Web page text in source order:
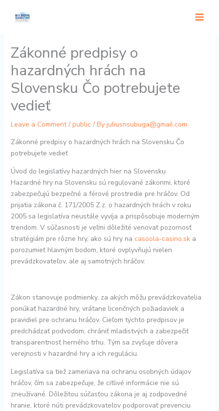
Zákonné predpisy o
hazardných hrách na
Slovensku Čo potrebujete
vedieť
Leave a Comment / public / By juliusnsubuga@gmail.com
Zákonné predpisy o hazardných hrách na Slovensku Čo
potrebujete vedieť
Úvod do legislatívy hazardných hier na Slovensku
Hazardné hry na Slovensku sú regulované zákonmi, ktoré
zabezpečujú bezpečné a férové prostredie pre hráčov. Od
prijatia zákona č. 171/2005 Z.z. o hazardných hrách v roku
2005 sa legislatíva neustále vyvíja a prispôsobuje moderným
trendom. V súčasnosti je veľmi dôležité venovať pozornosť
stratégiám pre rôzne hry, ako sú hry na casoola-casino.ska
porozumieť hlavným bodom, ktoré ovplyvňujú nielen
prevádzkovateľov, ale aj samotných hráčov.
Zákon stanovuje podmienky, za akých môžu prevádzkovatelia
ponúkať hazardné hry, vrátane licenčných požiadaviek a
pravidiel pre ochranu hráčov. Cieľom týchto predpisov je
predchádzať podvodom, chrániť mladistvých a zabezpečiť
transparentnosť herného trhu. Tým sa zvyšuje dôvera
verejnosti v hazardné hry a ich reguláciu.
Legislatíva sa tiež zameriava na ochranu osobných údajov
hráčov, čím sa zabezpečuje, že citlivé informácie nie sú
zneužívané. Dôležitou súčasťou zákona je aj zodpovedné
hranie, ktoré núti prevádzkovateľov podporovať prevenciu